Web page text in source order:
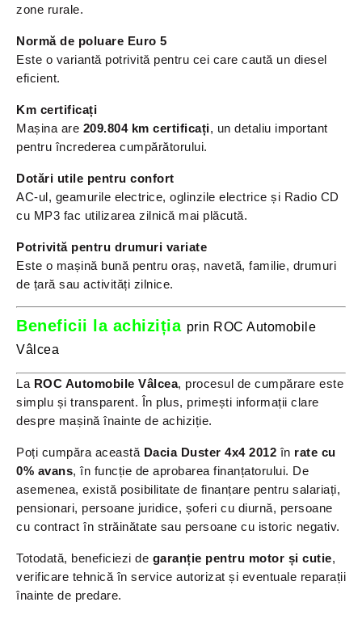
zone rurale.
Normă de poluare Euro 5
Este o variantă potrivită pentru cei care caută un diesel
eficient.
Km certificați
Mașina are 209.804 km certificați, un detaliu important
pentru încrederea cumpărătorului.
Dotări utile pentru confort
AC-ul, geamurile electrice, oglinzile electrice și Radio CD
cu MP3 fac utilizarea zilnică mai plăcută.
Potrivită pentru drumuri variate
Este o mașină bună pentru oraș, navetă, familie, drumuri
de țară sau activități zilnice.
Beneficii la achiziția prin ROC Automobile
Vâlcea
La ROC Automobile Vâlcea, procesul de cumpărare este
simplu și transparent. În plus, primești informații clare
despre mașină înainte de achiziție.
Poți cumpăra această Dacia Duster 4x4 2012 în rate cu
0% avans, în funcție de aprobarea finanțatorului. De
asemenea, există posibilitate de finanțare pentru salariați,
pensionari, persoane juridice, șoferi cu diurnă, persoane
cu contract în străinătate sau persoane cu istoric negativ.
Totodată, beneficiezi de garanție pentru motor și cutie,
verificare tehnică în service autorizat și eventuale reparații
înainte de predare.